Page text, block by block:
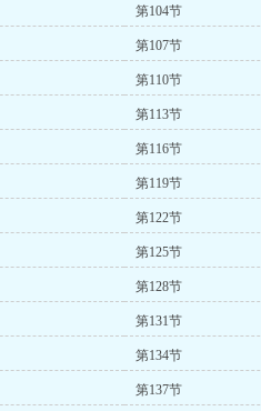
第104节
第107节
第110节
第113节
第116节
第119节
第122节
第125节
第128节
第131节
第134节
第137节